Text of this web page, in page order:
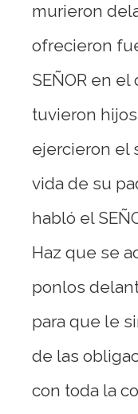
murieron
ofrecieron
SEÑOR en
tuvieron
ejercieron el
vida de su
habló el
Haz que se
ponlos
para que le
de las
con toda la